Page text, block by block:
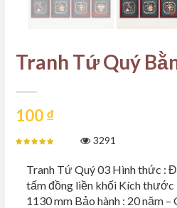
Tranh Tứ Quý
100₫
3291
Tranh Tứ Quý 03 Hình thức :
tấm đồng liền khối Kích thước
1130 mm Bảo hành : 20 năm